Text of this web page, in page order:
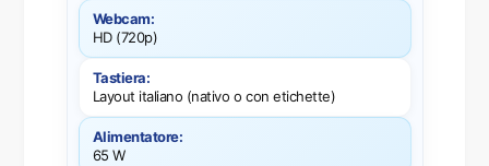
Webcam:
HD (720p)
Tastiera:
Layout italiano (nativo o con etichette)
Alimentatore:
65 W